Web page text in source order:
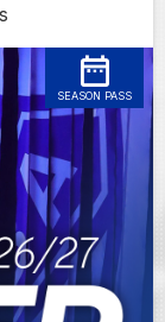
SEASON PASS